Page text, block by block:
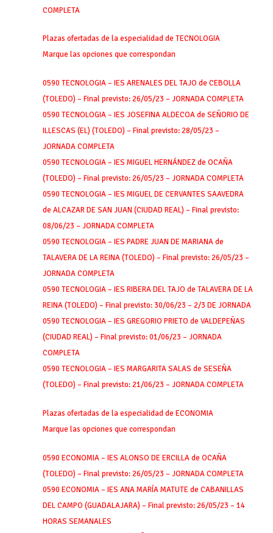
COMPLETA
Plazas ofertadas de la especialidad de TECNOLOGIA
Marque las opciones que correspondan
0590 TECNOLOGIA – IES ARENALES DEL TAJO de CEBOLLA
(TOLEDO) – Final previsto: 26/05/23 – JORNADA COMPLETA
0590 TECNOLOGIA – IES JOSEFINA ALDECOA de SEÑORIO DE
ILLESCAS (EL) (TOLEDO) – Final previsto: 28/05/23 –
JORNADA COMPLETA
0590 TECNOLOGIA – IES MIGUEL HERNÁNDEZ de OCAÑA
(TOLEDO) – Final previsto: 26/05/23 – JORNADA COMPLETA
0590 TECNOLOGIA – IES MIGUEL DE CERVANTES SAAVEDRA
de ALCAZAR DE SAN JUAN (CIUDAD REAL) – Final previsto:
08/06/23 – JORNADA COMPLETA
0590 TECNOLOGIA – IES PADRE JUAN DE MARIANA de
TALAVERA DE LA REINA (TOLEDO) – Final previsto: 26/05/23 –
JORNADA COMPLETA
0590 TECNOLOGIA – IES RIBERA DEL TAJO de TALAVERA DE LA
REINA (TOLEDO) – Final previsto: 30/06/23 – 2/3 DE JORNADA
0590 TECNOLOGIA – IES GREGORIO PRIETO de VALDEPEÑAS
(CIUDAD REAL) – Final previsto: 01/06/23 – JORNADA
COMPLETA
0590 TECNOLOGIA – IES MARGARITA SALAS de SESEÑA
(TOLEDO) – Final previsto: 21/06/23 – JORNADA COMPLETA
Plazas ofertadas de la especialidad de ECONOMIA
Marque las opciones que correspondan
0590 ECONOMIA – IES ALONSO DE ERCILLA de OCAÑA
(TOLEDO) – Final previsto: 26/05/23 – JORNADA COMPLETA
0590 ECONOMIA – IES ANA MARÍA MATUTE de CABANILLAS
DEL CAMPO (GUADALAJARA) – Final previsto: 26/05/23 – 14
HORAS SEMANALES